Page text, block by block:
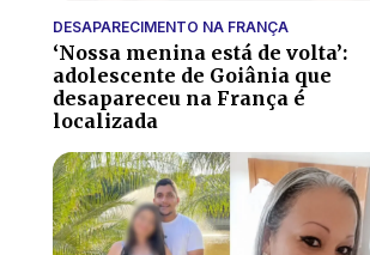
DESAPARECIMENTO NA FRANÇA
‘Nossa menina está de volta’:
adolescente de Goiânia que
desapareceu na França é
localizada